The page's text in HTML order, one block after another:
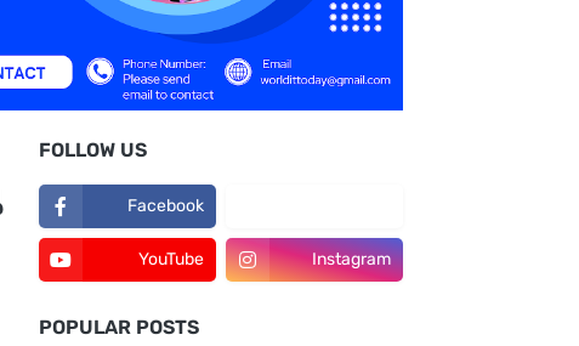
FOLLOW US
Facebook
YouTube Instagram
POPULAR POSTS